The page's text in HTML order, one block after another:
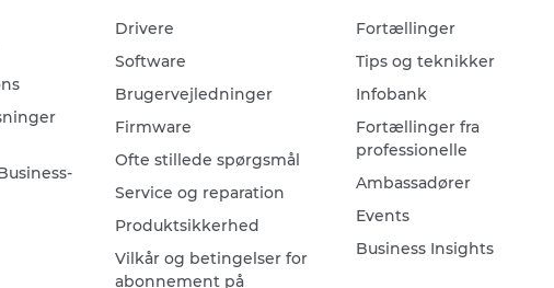
Drivere
Software
Brugervejledninger
Firmware
Ofte stillede spørgsmål
Service og reparation
Produktsikkerhed
Vilkår og betingelser for
abonnement på
Fortællinger
Tips og teknikker
Infobank
Fortællinger fra
professionelle
Ambassadører
Events
Business Insights